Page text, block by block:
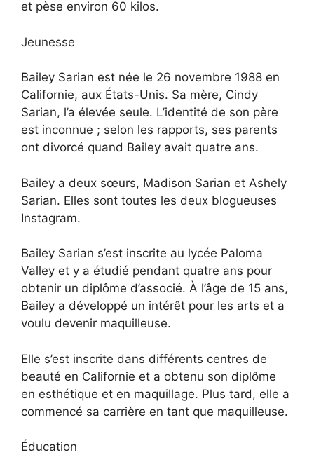
et pèse environ 60 kilos.
Jeunesse
Bailey Sarian est née le 26 novembre 1988 en
Californie, aux États-Unis. Sa mère, Cindy
Sarian, l’a élevée seule. L’identité de son père
est inconnue ; selon les rapports, ses parents
ont divorcé quand Bailey avait quatre ans.
Bailey a deux sœurs, Madison Sarian et Ashely
Sarian. Elles sont toutes les deux blogueuses
Instagram.
Bailey Sarian s’est inscrite au lycée Paloma
Valley et y a étudié pendant quatre ans pour
obtenir un diplôme d’associé. À l’âge de 15 ans,
Bailey a développé un intérêt pour les arts et a
voulu devenir maquilleuse.
Elle s’est inscrite dans différents centres de
beauté en Californie et a obtenu son diplôme
en esthétique et en maquillage. Plus tard, elle a
commencé sa carrière en tant que maquilleuse.
Éducation